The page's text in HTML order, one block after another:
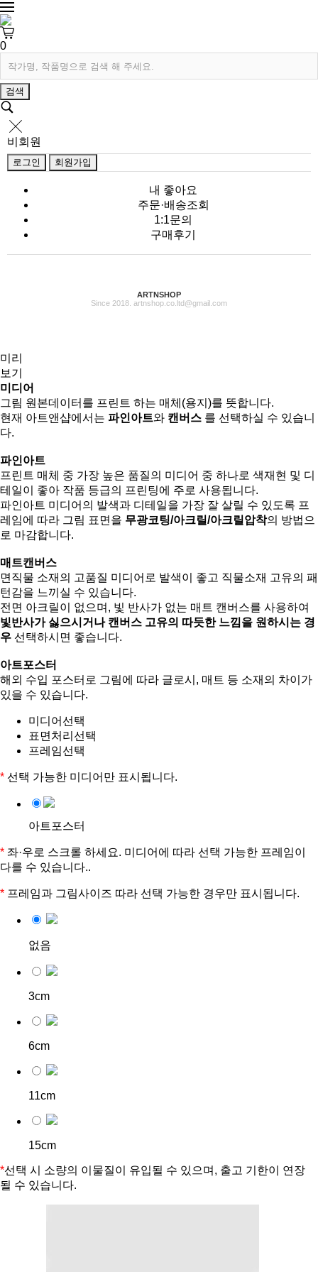
0
검색
비회원
로그인 회원가입
내 좋아요
주문·배송조회
1:1문의
구매후기
ARTNSHOP
Since 2018. artnshop.co.ltd@gmail.com
미리
보기
미디어
그림 원본데이터를 프린트 하는 매체(용지)를 뜻합니다.
현재 아트앤샵에서는 파인아트와 캔버스 를 선택하실 수 있습니
다.
파인아트
프린트 매체 중 가장 높은 품질의 미디어 중 하나로 색재현 및 디
테일이 좋아 작품 등급의 프린팅에 주로 사용됩니다.
파인아트 미디어의 발색과 디테일을 가장 잘 살릴 수 있도록 프
레임에 따라 그림 표면을 무광코팅/아크릴/아크릴압착의 방법으
로 마감합니다.
매트캔버스
면직물 소재의 고품질 미디어로 발색이 좋고 직물소재 고유의 패
턴감을 느끼실 수 있습니다.
전면 아크릴이 없으며, 빛 반사가 없는 매트 캔버스를 사용하여
빛반사가 싫으시거나 캔버스 고유의 따듯한 느낌을 원하시는 경
우 선택하시면 좋습니다.
아트포스터
해외 수입 포스터로 그림에 따라 글로시, 매트 등 소재의 차이가
있을 수 있습니다.
미디어선택
표면처리선택
프레임선택
* 선택 가능한 미디어만 표시됩니다.
아트포스터
* 좌·우로 스크롤 하세요. 미디어에 따라 선택 가능한 프레임이
다를 수 있습니다..
* 프레임과 그림사이즈 따라 선택 가능한 경우만 표시됩니다.
없음
3cm
6cm
11cm
15cm
*선택 시 소량의 이물질이 유입될 수 있으며, 출고 기한이 연장
될 수 있습니다.